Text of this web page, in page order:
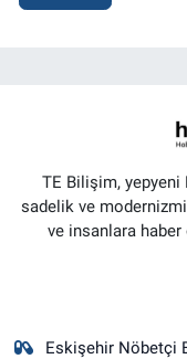
TE Bilişim, yepyeni
sadelik ve
ve insanlara
Eskişehir Nöbetçi